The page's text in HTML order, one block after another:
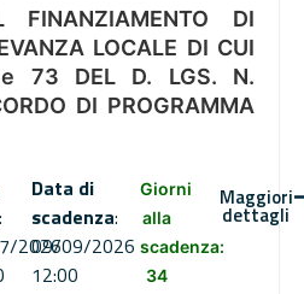
DI
LOCALE DI CUI
73 DEL D. LGS. N.
DI PROGRAMMA
2026
Data di
scadenza:
09/09/2026
12:00
Giorni
alla
scadenza:
34
Maggiori
dettagli